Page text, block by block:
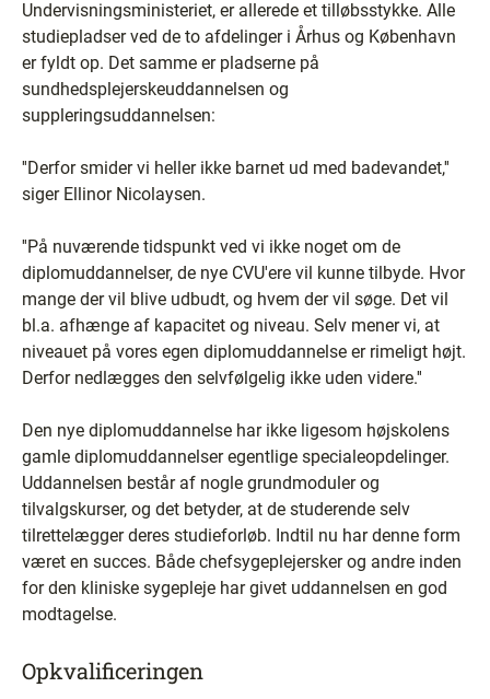
Undervisningsministeriet, er allerede et tilløbsstykke. Alle
studiepladser ved de to afdelinger i Århus og København
er fyldt op. Det samme er pladserne på
sundhedsplejerskeuddannelsen og
suppleringsuddannelsen:
''Derfor smider vi heller ikke barnet ud med badevandet,''
siger Ellinor Nicolaysen.
''På nuværende tidspunkt ved vi ikke noget om de
diplomuddannelser, de nye CVU'ere vil kunne tilbyde. Hvor
mange der vil blive udbudt, og hvem der vil søge. Det vil
bl.a. afhænge af kapacitet og niveau. Selv mener vi, at
niveauet på vores egen diplomuddannelse er rimeligt højt.
Derfor nedlægges den selvfølgelig ikke uden videre.''
Den nye diplomuddannelse har ikke ligesom højskolens
gamle diplomuddannelser egentlige specialeopdelinger.
Uddannelsen består af nogle grundmoduler og
tilvalgskurser, og det betyder, at de studerende selv
tilrettelægger deres studieforløb. Indtil nu har denne form
været en succes. Både chefsygeplejersker og andre inden
for den kliniske sygepleje har givet uddannelsen en god
modtagelse.
Opkvalificeringen